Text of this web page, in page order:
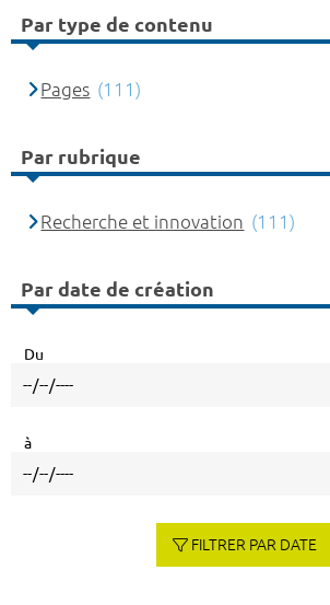
Par type de contenu
Pages (111)
Par rubrique
Recherche et innovation (111)
Par date de création
Du
à
FILTRER PAR DATE